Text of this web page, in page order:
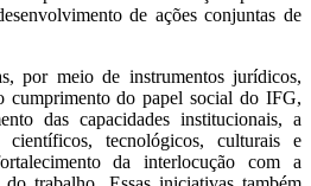
de ações conjuntas de
por meio de instrumentos jurídicos,
cumprimento do papel social do IFG,
das capacidades institucionais, a
científicos, tecnológicos, culturais e
da interlocução com a